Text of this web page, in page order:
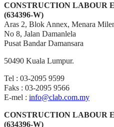
CONSTRUCTION LABOUR
(634396-W)
Aras 2, Blok Annex, Menara
No 8, Jalan Damanlela
Pusat Bandar Damansara
50490 Kuala Lumpur.
​Tel : 03-2095 9599
Faks : 03-2095 9566
E-mel : info@clab.com.my
CONSTRUCTION LABOUR
(634396-W)